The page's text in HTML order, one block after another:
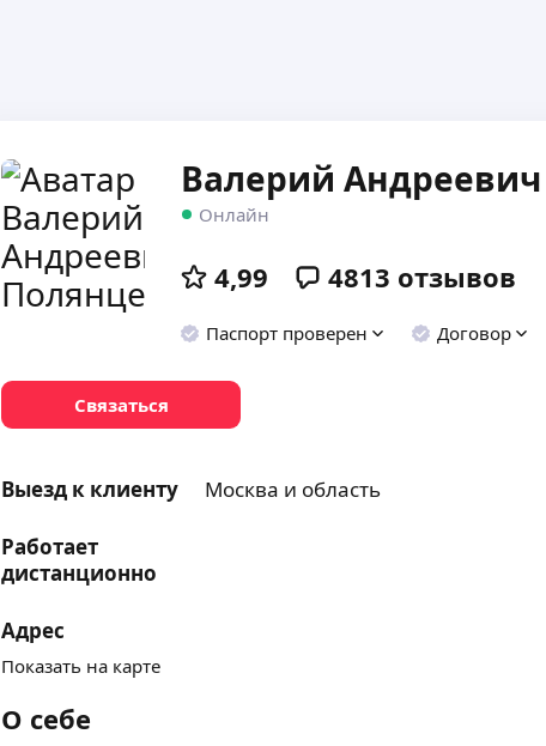
Валерий
Онлайн
4,99 4813 отзывов
Паспорт проверен Договор
Связаться
Выезд к клиенту Москва и область
Работает
дистанционно
Адрес
Показать на карте
О себе